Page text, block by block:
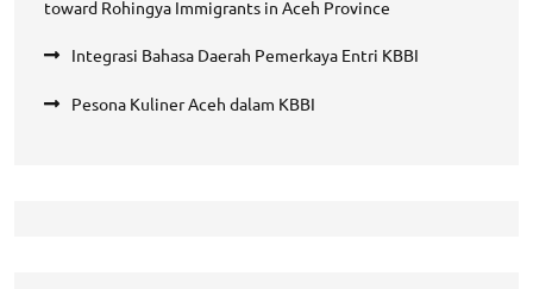
toward Rohingya Immigrants in Aceh Province
Integrasi Bahasa Daerah Pemerkaya Entri KBBI
Pesona Kuliner Aceh dalam KBBI